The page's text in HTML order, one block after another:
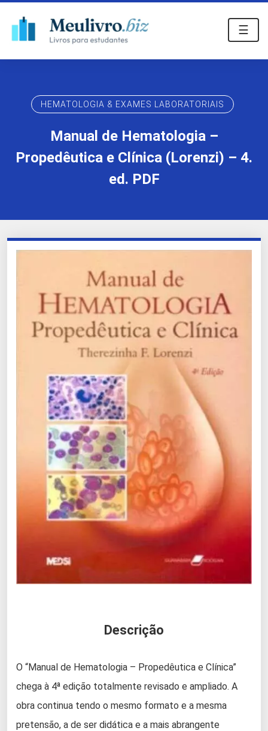
☰
HEMATOLOGIA & EXAMES LABORATORIAIS
Manual de Hematologia –
Propedêutica e Clínica (Lorenzi) – 4.
ed. PDF
Descrição
O “Manual de Hematologia – Propedêutica e Clínica”
chega à 4ª edição totalmente revisado e ampliado. A
obra continua tendo o mesmo formato e a mesma
pretensão, a de ser didática e a mais abrangente